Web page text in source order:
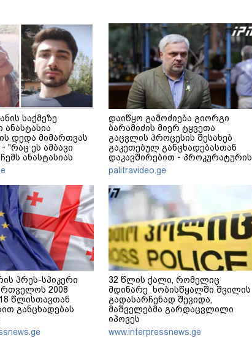
საქმეზე
ანასტასია
დედა მიმართვას
"რაც ეს ამბავი
ანასტასიას
მის მერე მე მე
დაიწყო გამოძიება გიორგი
ბარამიძის მიერ ტყვეთა
გაცვლის პროცესის შესახებ
გაკეთებულ განცხადებასთან
დაკავშირებით - პროკურატურის
განცხადება
palitravideo.ge
პრეს-სპიკერი
2008
წლისთავთან
განცხადებას
32 წლის ქალი, რომელიც
მდინარე ხობისწყალში შვილის
გადასარჩენად შევიდა,
მაშველებმა გარდაცვლილი
იპოვეს
www.interpressnews.ge